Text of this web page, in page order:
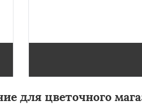
для цветочного